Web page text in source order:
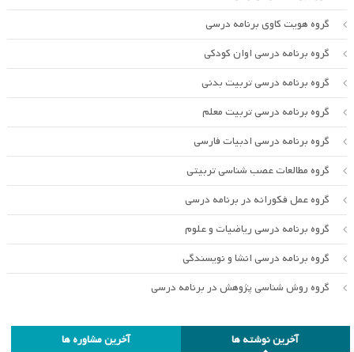
گروه هویت کاوی برنامه درسی
گروه برنامه درسی اوان کودکی
گروه برنامه درسی تربیت بدنی
گروه برنامه درسی تربیت معلم
گروه برنامه درسی ادبیات فارسی
گروه مطالعات عصب شناسی تربیتی
گروه عمل فکورانه در برنامه درسی
گروه برنامه درسی ریاضیات و علوم
گروه برنامه درسی انشا و نویسندگی
گروه روش شناسی پژوهش در برنامه درسی
آخرین نوشته ها آخرین مشاوره ها